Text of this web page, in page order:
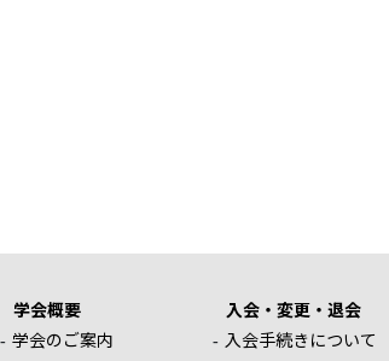
学会概要
学会のご案内
入会・変更・退会
入会手続きについて